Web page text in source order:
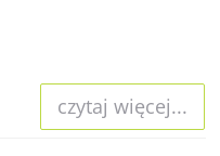
czytaj więcej...